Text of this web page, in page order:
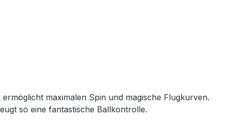
maximalen Spin und magische Flugkurven.
so eine fantastische Ballkontrolle.